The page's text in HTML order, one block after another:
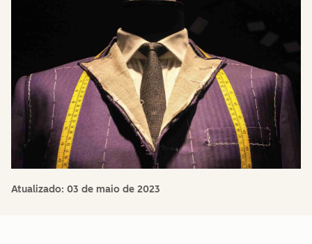
Atualizado: 03 de maio de 2023